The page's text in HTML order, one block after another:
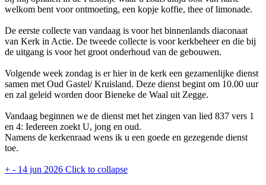
welkom bent voor ontmoeting, een kopje koffie, thee of limonade.
De eerste collecte van vandaag is voor het binnenlands diaconaat
van Kerk in Actie. De tweede collecte is voor kerkbeheer en die bij
de uitgang is voor het groot onderhoud van de gebouwen.
Volgende week zondag is er hier in de kerk een gezamenlijke dienst
samen met Oud Gastel/ Kruisland. Deze dienst begint om 10.00 uur
en zal geleid worden door Bieneke de Waal uit Zegge.
Vandaag beginnen we de dienst met het zingen van lied 837 vers 1
en 4: Iedereen zoekt U, jong en oud.
Namens de kerkenraad wens ik u een goede en gezegende dienst
toe.
+ - 14 jun 2026 Click to collapse